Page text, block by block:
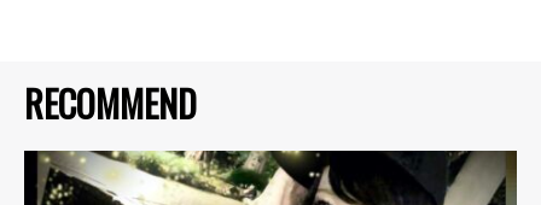
RECOMMEND